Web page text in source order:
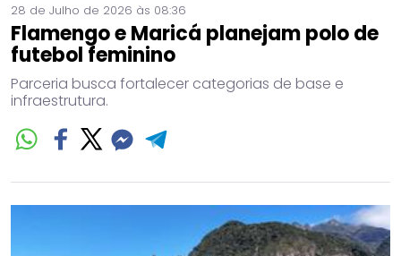
28 de Julho de 2026 às 08:36
Flamengo e Maricá planejam polo de
futebol feminino
Parceria busca fortalecer categorias de base e
infraestrutura.